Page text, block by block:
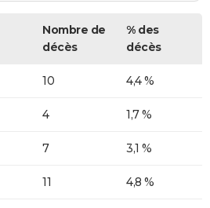
Nombre de
décès
% des
décès
10 4,4 %
4 1,7 %
7 3,1 %
11 4,8 %